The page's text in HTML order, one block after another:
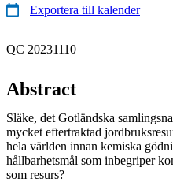
Exportera till kalender
QC 20231110
Abstract
Släke, det Gotländska
mycket eftertraktad
hela världen innan kemiska
hållbarhetsmål som inbegriper
som resurs?